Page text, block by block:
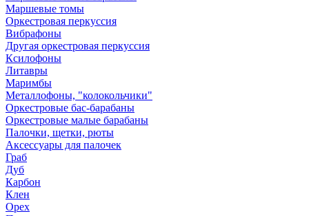
Маршевые томы
Оркестровая перкуссия
Вибрафоны
Другая оркестровая перкуссия
Ксилофоны
Литавры
Маримбы
Металлофоны, "колокольчики"
Оркестровые бас-барабаны
Оркестровые малые барабаны
Палочки, щетки, рюты
Аксессуары для палочек
Граб
Дуб
Карбон
Клен
Орех